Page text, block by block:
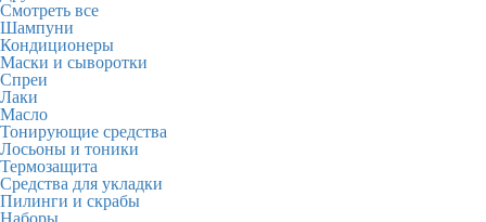
Смотреть все
Шампуни
Кондиционеры
Маски и сыворотки
Спреи
Лаки
Масло
Тонирующие средства
Лосьоны и тоники
Термозащита
Средства для укладки
Пилинги и скрабы